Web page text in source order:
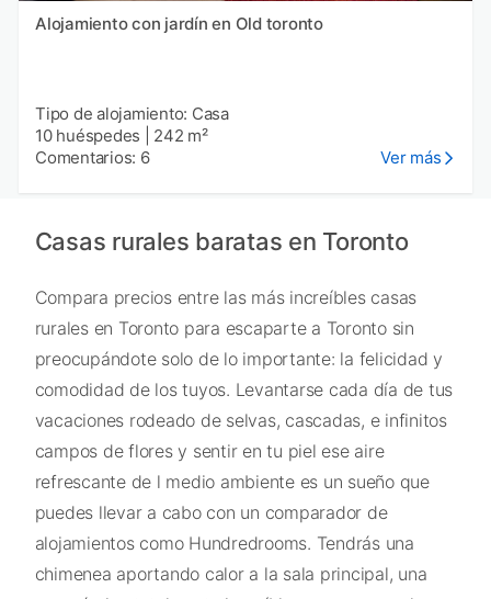
Alojamiento con jardín en Old toronto
Tipo de alojamiento: Casa
10 huéspedes
242 m²
Comentarios: 6
Ver más
Casas rurales baratas en Toronto
Compara precios entre las más increíbles casas
rurales en Toronto para escaparte a Toronto sin
preocupándote solo de lo importante: la felicidad y
comodidad de los tuyos. Levantarse cada día de tus
vacaciones rodeado de selvas, cascadas, e infinitos
campos de flores y sentir en tu piel ese aire
refrescante de l medio ambiente es un sueño que
puedes llevar a cabo con un comparador de
alojamientos como Hundredrooms. Tendrás una
chimenea aportando calor a la sala principal, una